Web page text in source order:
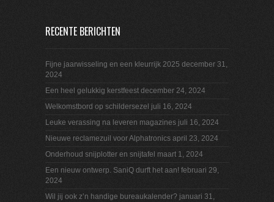
RECENTE BERICHTEN
Fijne jaarwisseling en een kleurrijk 2025 december 31,
2024
Een heel gelukkig kerstfeest december 24, 2024
Welkomstbord op schildersezel juli 16, 2024
Leuke verassing na leveren magazines juli 16, 2024
Nieuwe reclamezuil voor Alphatronics april 23, 2024
Onderhoud snijplotter en snijtafel maart 1, 2024
Een nieuw ontwerp. SaniQ durft het aan! februari 29,
2024
Wil jij ook z’n handige bureaukalender? januari 31,